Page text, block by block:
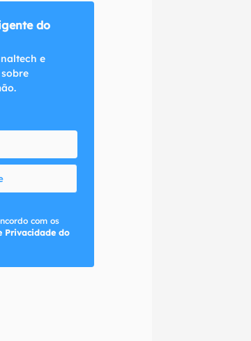
do
e
com os
Privacidade do